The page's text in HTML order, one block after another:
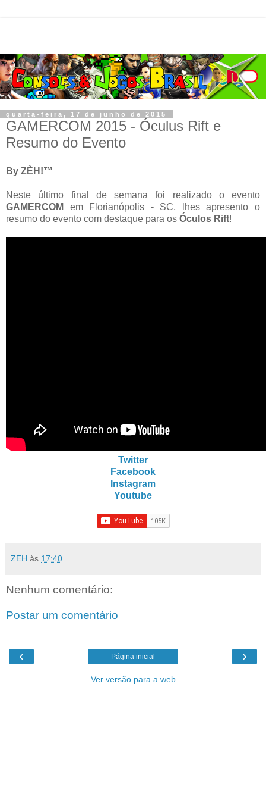
quarta-feira, 17 de junho de 2015
GAMERCOM 2015 - Óculus Rift e
Resumo do Evento
By ZÈH!™
Neste último final de semana foi realizado o evento
GAMERCOM
em Florianópolis - SC, lhes apresento o
resumo do evento com destaque para os Óculos Rift!
Twitter
Facebook
Instagram
Youtube
ZEH às 17:40
Nenhum comentário:
Postar um comentário
‹ ›
Página inicial
Ver versão para a web